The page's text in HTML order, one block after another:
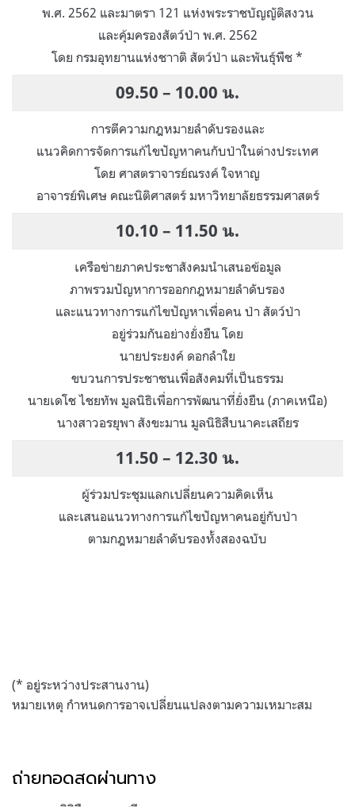
พ.ศ. 2562 และมาตรา 121 แห่งพระราชบัญญัติสงวน
และคุ้มครองสัตว์ป่า พ.ศ. 2562
โดย กรมอุทยานแห่งชาาติ สัตว์ป่า และพันธุ์พืช *
09.50 – 10.00 น.
การตีความกฎหมายลำดับรองและ
แนวคิดการจัดการแก้ไขปัญหาคนกับป่าในต่างประเทศ
โดย ศาสตราจารย์ณรงค์ ใจหาญ
อาจารย์พิเศษ คณะนิติศาสตร์ มหาวิทยาลัยธรรมศาสตร์
10.10 – 11.50 น.
เครือข่ายภาคประชาสังคมนำเสนอข้อมูล
ภาพรวมปัญหาการออกกฎหมายลำดับรอง
และแนวทางการแก้ไขปัญหาเพื่อคน ป่า สัตว์ป่า
อยู่ร่วมกันอย่างยั่งยืน โดย
นายประยงค์ ดอกลำใย
ขบวนการประชาชนเพื่อสังคมที่เป็นธรรม
นายเดโช ไชยทัพ มูลนิธิเพื่อการพัฒนาที่ยั่งยืน (ภาคเหนือ)
นางสาวอรยุพา สังขะมาน มูลนิธิสืบนาคะเสถียร
11.50 – 12.30 น.
ผู้ร่วมประชุมแลกเปลี่ยนความคิดเห็น
และเสนอแนวทางการแก้ไขปัญหาคนอยู่กับป่า
ตามกฎหมายลำดับรองทั้งสองฉบับ
(* อยู่ระหว่างประสานงาน)
หมายเหตุ กำหนดการอาจเปลี่ยนแปลงตามความเหมาะสม
ถ่ายทอดสดผ่านทาง